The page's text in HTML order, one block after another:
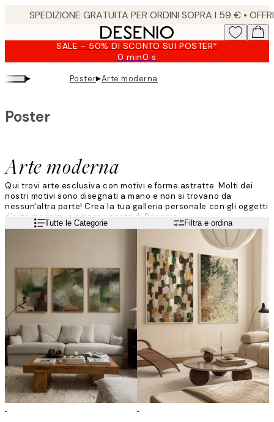
SALE - 50% DI SCONTO SUI POSTER*
0 min0 s
Valido
fino
a:
▸ Poster▸Arte moderna
Arte moderna
Poster
Qui trovi arte esclusiva con motivi e forme astratte. Molti dei
nostri motivi sono disegnati a mano e non si trovano da
nessun'altra parte!Crea la tua galleria personale con gli oggetti
d’arte moderni e a basso costo di Desenio
Leggi di piùTutte le Categorie Filtra e ordina